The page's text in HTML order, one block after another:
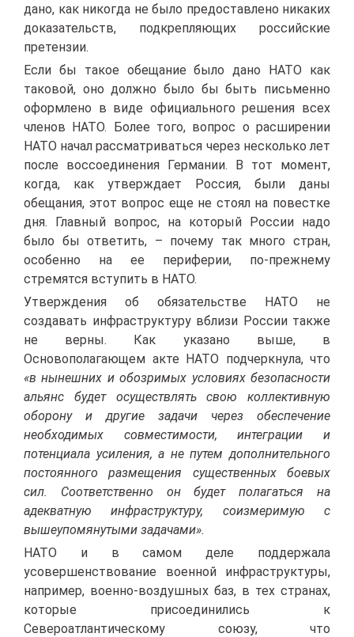
дано, как никогда не было предоставлено никаких
доказательств, подкрепляющих российские
претензии.
Если бы такое обещание было дано НАТО как
таковой, оно должно было бы быть письменно
оформлено в виде официального решения всех
членов НАТО. Более того, вопрос о расширении
НАТО начал рассматриваться через несколько лет
после воссоединения Германии. В тот момент,
когда, как утверждает Россия, были даны
обещания, этот вопрос еще не стоял на повестке
дня. Главный вопрос, на который России надо
было бы ответить, – почему так много стран,
особенно на ее периферии, по-прежнему
стремятся вступить в НАТО.
Утверждения об обязательстве НАТО не
создавать инфраструктуру вблизи России также
не верны. Как указано выше, в
Основополагающем акте НАТО подчеркнула, что
«в нынешних и обозримых условиях безопасности
альянс будет осуществлять свою коллективную
оборону и другие задачи через обеспечение
необходимых совместимости, интеграции и
потенциала усиления, а не путем дополнительного
постоянного размещения существенных боевых
сил. Соответственно он будет полагаться на
адекватную инфраструктуру, соизмеримую с
вышеупомянутыми задачами».
НАТО и в самом деле поддержала
усовершенствование военной инфраструктуры,
например, военно-воздушных баз, в тех странах,
которые присоединились к
Североатлантическому союзу, что